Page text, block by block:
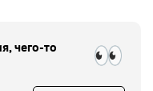
чего-то